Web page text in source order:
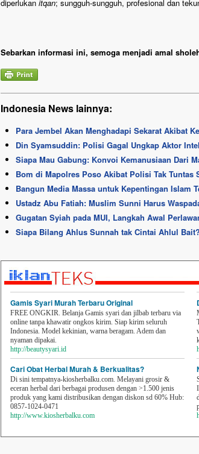
diperlukan itqan; sungguh-sungguh, profesional dan
Sebarkan informasi ini, semoga menjadi amal
Indonesia News lainnya:
Para Jembel Akan Menghadapi Sekarat Akibat
Din Syamsuddin: Polisi Gagal Ungkap Aktor
Siapa Mau Gabung: Konvoi Kemanusiaan Dari
Bom di Mapolres Poso Akibat Polisi Tak Tuntas
Bangun Media Massa untuk Kepentingan Islam
Ustadz Abu Fatiah: Muslim Sunni Harus
Gugatan Syiah pada MUI, Langkah Awal
Siapa Bilang Ahlus Sunnah tak Cintai Ahlul Bait?
Gamis Syari Murah Terbaru Original
FREE ONGKIR. Belanja Gamis syari dan jilbab terbaru via
online tanpa khawatir ongkos kirim. Siap kirim seluruh
Indonesia. Model kekinian, warna beragam. Adem dan
nyaman dipakai.
http://beautysyari.id
Cari Obat Herbal Murah & Berkualitas?
Di sini tempatnya-kiosherbalku.com. Melayani grosir &
eceran herbal dari berbagai produsen dengan >1.500 jenis
produk yang kami distribusikan dengan diskon sd 60% Hub:
0857-1024-0471
http://www.kiosherbalku.com